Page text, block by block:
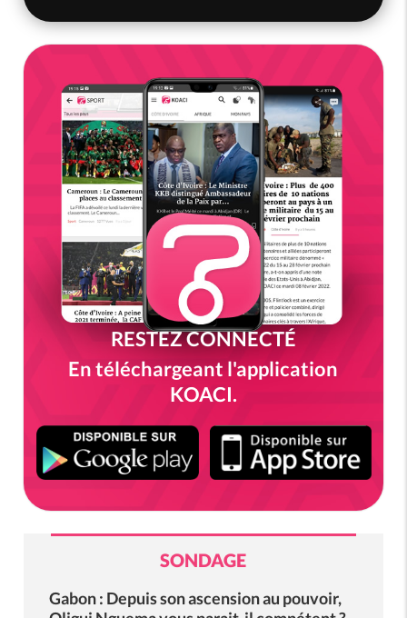
RESTEZ CONNECTÉ
En téléchargeant l'application
KOACI.
SONDAGE
Gabon : Depuis son ascension au pouvoir,